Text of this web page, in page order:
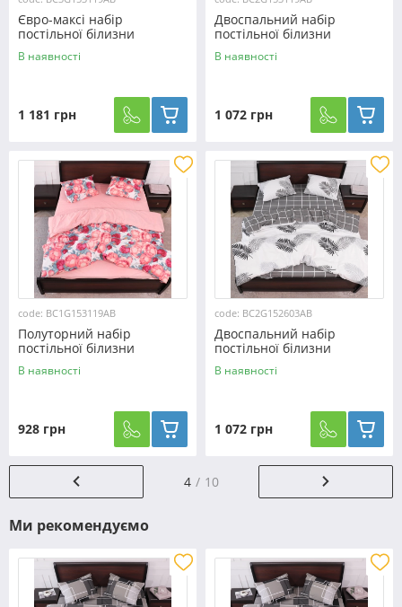
Євро-максі набір
постільної білизни
200*220 із Бязі "Gold"
№153119AB Черешенка™
В наявності
1 181 грн
Двоспальний набір
постільної білизни
180*220 із Бязі "Gold"
№153119AB Черешенка™
В наявності
1 072 грн
code: BC1G153119AB
Полуторний набір
постільної білизни
150*220 із Бязі "Gold"
№153119AB Черешенька™
В наявності
928 грн
code: BC2G152603АВ
Двоспальний набір
постільної білизни
180*220 із Бязі "Gold"
№152603АВ Черешенка™
В наявності
1 072 грн
4 10
Ми рекомендуємо